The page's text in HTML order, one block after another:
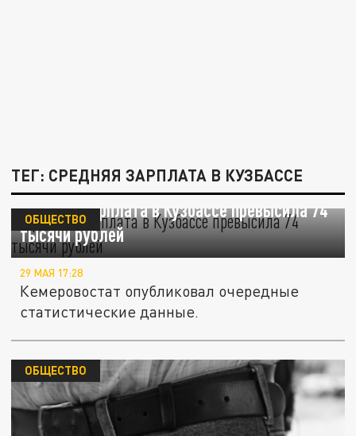
ТЕГ: СРЕДНЯЯ ЗАРПЛАТА В КУЗБАССЕ
Средняя зарплата в Кузбассе превысила 74
тысячи рублей
ОБЩЕСТВО
29 МАЯ 17:28
Кемеровостат опубликовал очередные
статистические данные.
ОБЩЕСТВО